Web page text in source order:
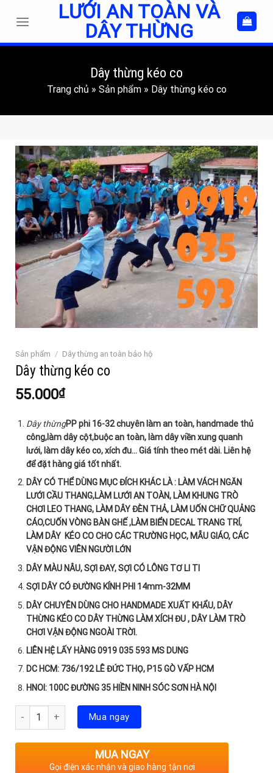
LƯỚI AN TOÀN VÀ
DÂY THỪNG
Dây thừng kéo co
Trang chủ » Sản phẩm» Dây thừng kéo co
Sản phẩm / Dây thừng an toàn bảo hộ
Dây thừng kéo co
55.000₫
Dây thừngPP phi 16-32 chuyên làm an toàn, handmade thủ
công,làm dây cột,buộc an toàn, làm dây viền xung quanh
lưới, làm dây kéo co, xích đu… Giá tính theo mét dài. Liên hệ
để đặt hàng giá tốt nhất.
DÂY CÓ THỂ DÙNG MỤC ĐÍCH KHÁC LÀ : LÀM VÁCH NGĂN
LƯỚI CẦU THANG,LÀM LƯỚI AN TOÀN, LÀM KHUNG TRÒ
CHƠI LEO THANG, LÀM DÂY ĐÈN THẢ, LÀM UỐN CHỮ QUẢNG
CÁO,CUỐN VÒNG BÀN GHẾ ,LÀM BIỂN DECAL TRANG TRÍ,
LÀM DÂY KÉO CO CHO CÁC TRƯỜNG HỌC, MẪU GIÁO, CÁC
VẬN ĐỘNG VIÊN NGƯỜI LỚN
DÂY MÀU NÂU, SỢI ĐAY, SỢI CÓ LÔNG TƠ LI TI
SỢI DÂY CÓ ĐƯỜNG KÍNH PHI 14mm-32MM
DÂY CHUYÊN DÙNG CHO HANDMADE XUẤT KHẨU, DÂY
THỪNG KÉO CO DÂY THỪNG LÀM XÍCH ĐU , DÂY LÀM TRÒ
CHƠI VẬN ĐỘNG NGOÀI TRỜI.
LIÊN HỆ LẤY HÀNG 0919 035 593 MS DUNG
DC HCM: 736/192 LÊ ĐỨC THỌ, P15 GÒ VẤP HCM
HNOI: 100C ĐƯỜNG 35 HIỀN NINH SÓC SƠN HÀ NỘI
Số lượng Mua ngay
MUA NGAY
Gọi điện xác nhận và giao hàng tận nơi